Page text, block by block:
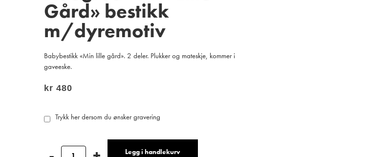
Gård» bestikk
m/dyremotiv
Babybestikk «Min lille gård». 2 deler. Plukker og mateskje, kommer i
gaveeske.
kr 480
Trykk her dersom du ønsker gravering
Legg i handlekurv